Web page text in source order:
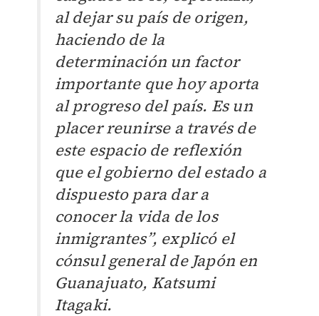
al dejar su país de origen,
haciendo de la
determinación un factor
importante que hoy aporta
al progreso del país. Es un
placer reunirse a través de
este espacio de reflexión
que el gobierno del estado a
dispuesto para dar a
conocer la vida de los
inmigrantes”, explicó el
cónsul general de Japón en
Guanajuato, Katsumi
Itagaki.